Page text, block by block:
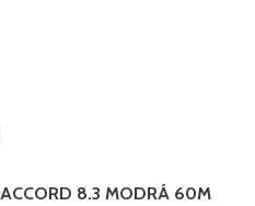
ACCORD 8.3 MODRÁ 60M